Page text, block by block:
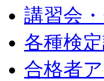
講習会
各種検
合格者